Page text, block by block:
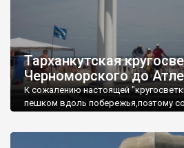
Тарханкутская
Черноморского до
К сожалению настоящей
пешком вдоль побережья,поэтому